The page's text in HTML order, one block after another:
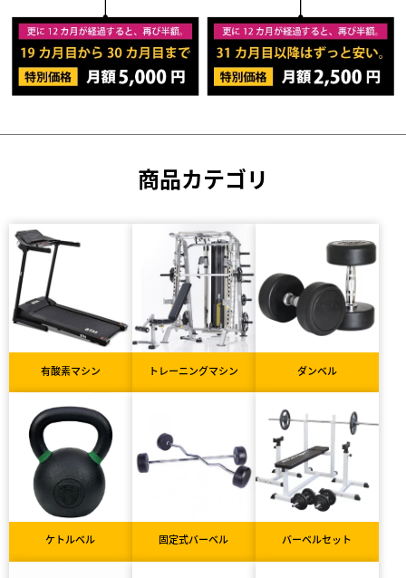
商品カテゴリ
有酸素マシン トレーニングマシン ダンベル
ケトルベル 固定式バーベル バーベルセット